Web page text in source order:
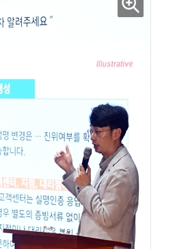
네이블, LG유플러스와 5G 특화망 고
매출 2배 늘어